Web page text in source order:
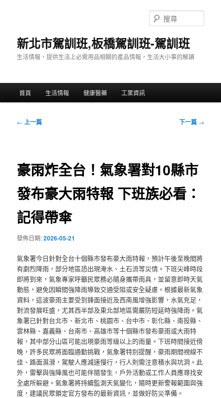
新北市駕訓班,板橋駕訓班-駕訓班
生活情報，提供生活上必需用品相關的產品情報，生活大小事的解讀
尋
首頁 生活情報 健康醫藥 工業資訊
文
← 上一篇 下一篇 →
豪雨炸全台！氣象署對10縣市
發布豪大雨特報 下班族必看：
記得帶傘
發佈日期:2026-05-21
氣象署今日針對全台十個縣市發布豪大雨特報，預計午後至晚間將
有劇烈降雨，部分地區恐出現淹水、土石流等災情。下班尖峰時段
即將到來，氣象專家呼籲民眾務必隨身攜帶雨具，並留意即時天氣
動態，避免因瞬間強降雨導致交通受阻或安全疑慮。根據最新氣象
資料，這波豪雨主要受到鋒面接近及西南風增強影響，水氣充足，
對流發展旺盛，尤其西半部及東北部地區需嚴防短延時強降雨。氣
象署已針對台北市、新北市、桃園市、台中市、彰化縣、南投縣、
雲林縣、嘉義縣、台南市、高雄市等十個縣市發布豪雨或大雨特
報，其中部分山區可能出現豪雨等級以上的雨量。下班時間接近傍
晚，許多民眾將面臨通勤挑戰，氣象署特別提醒，豪雨期間視線不
佳、路面濕滑，駕駛人應減速慢行，行人則需注意積水與坑洞。此
外，雷擊與強陣風也可能伴隨發生，戶外活動或工作人員應尋找安
全處所躲避。氣象署將持續監測天氣變化，隨時更新警報範圍與強
度，建議民眾鎖定官方發布的最新資訊，並做好防災準備。